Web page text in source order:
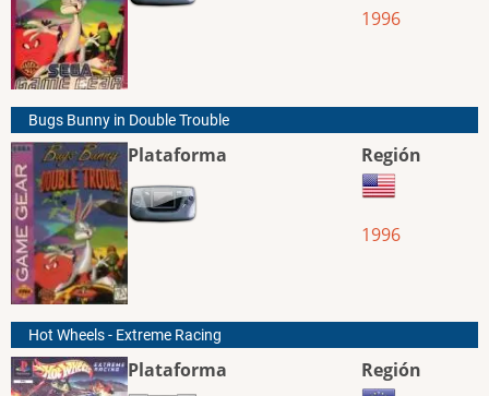
1996
Bugs Bunny in Double Trouble
Plataforma Región
1996
Hot Wheels - Extreme Racing
Plataforma Región